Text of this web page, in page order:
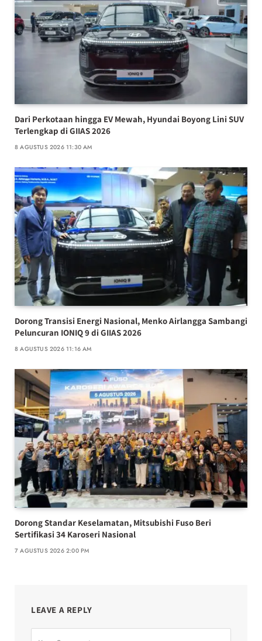
Dari Perkotaan hingga EV Mewah, Hyundai Boyong Lini SUV
Terlengkap di GIIAS 2026
8 AGUSTUS 2026 11:30 AM
Dorong Transisi Energi Nasional, Menko Airlangga Sambangi
Peluncuran IONIQ 9 di GIIAS 2026
8 AGUSTUS 2026 11:16 AM
Dorong Standar Keselamatan, Mitsubishi Fuso Beri
Sertifikasi 34 Karoseri Nasional
7 AGUSTUS 2026 2:00 PM
LEAVE A REPLY